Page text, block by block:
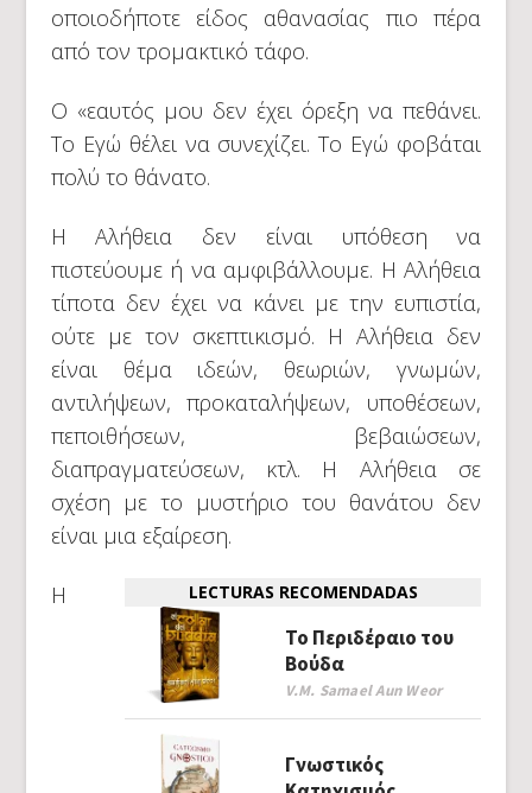
οποιοδήποτε είδος αθανασίας πιο πέρα
από τον τρομακτικό τάφο.
Ο «εαυτός μου δεν έχει όρεξη να πεθάνει.
Το Εγώ θέλει να συνεχίζει. Το Εγώ φοβάται
πολύ το θάνατο.
Η Αλήθεια δεν είναι υπόθεση να
πιστεύουμε ή να αμφιβάλλουμε. Η Αλήθεια
τίποτα δεν έχει να κάνει με την ευπιστία,
ούτε με τον σκεπτικισμό. Η Αλήθεια δεν
είναι θέμα ιδεών, θεωριών, γνωμών,
αντιλήψεων, προκαταλήψεων, υποθέσεων,
πεποιθήσεων, βεβαιώσεων,
διαπραγματεύσεων, κτλ. Η Αλήθεια σε
σχέση με το μυστήριο του θανάτου δεν
είναι μια εξαίρεση.
LECTURAS RECOMENDADAS
Το Περιδέραιο του
Βούδα
V.M. Samael Aun Weor
Γνωστικός
Η